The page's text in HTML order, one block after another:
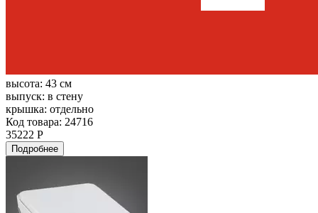
высота: 43 см
выпуск: в стену
крышка: отдельно
Код товара: 24716
35222 Р
Подробнее